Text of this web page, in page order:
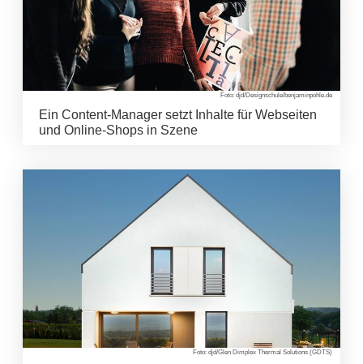
Foto: djd/Designschule/benjaminpohle.de
Ein Content-Manager setzt Inhalte für Webseiten
und Online-Shops in Szene
Foto: djd/Glen Dimplex Thermal Solutions (GDTS)